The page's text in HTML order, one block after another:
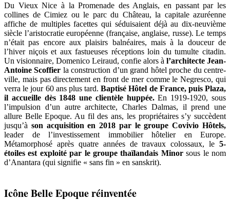
Du Vieux Nice à la Promenade des Anglais, en passant par les
collines de Cimiez ou le parc du Château, la capitale azuréenne
affiche de multiples facettes qui séduisaient déjà au dix-neuvième
siècle l’aristocratie européenne (française, anglaise, russe). Le temps
n’était pas encore aux plaisirs balnéaires, mais à la douceur de
l’hiver niçois et aux fastueuses réceptions loin du tumulte citadin.
Un visionnaire, Domenico Leiraud, confie alors à l’architecte Jean-
Antoine Scoffier la construction d’un grand hôtel proche du centre-
ville, mais pas directement en front de mer comme le Negresco, qui
verra le jour 60 ans plus tard.Baptisé Hôtel de France, puis Plaza,
il accueille dès 1848 une clientèle huppée.En 1919-1920, sous
l’impulsion d’un autre architecte, Charles Dalmas, il prend une
allure Belle Epoque. Au fil des ans, les propriétaires s’y succèdent
jusqu’à son acquisition en 2018 par le groupe Covivio Hôtels,
leader de l’investissement immobilier hôtelier en Europe.
Métamorphosé après quatre années de travaux colossaux, le 5-
étoiles est exploité par le groupe thaïlandais Minorsous le nom
d’Anantara (qui signifie « sans fin » en sanskrit).
Icône Belle Epoque réinventée